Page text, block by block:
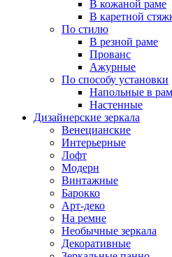
В кожаной раме
В каретной
По стилю
В резной раме
Прованс
Ажурные
По способу установки
Напольные в
Настенные
Дизайнерские зеркала
Венецианские
Интерьерные
Лофт
Модерн
Винтажные
Барокко
Арт-деко
На ремне
Необычные зеркала
Декоративные